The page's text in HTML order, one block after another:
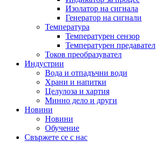
Изолатор на сигнала
Генератор на сигнали
Температура
Температурен сензор
Температурен предавател
Токов преобразувател
Индустрии
Вода и отпадъчни води
Храни и напитки
Целулоза и хартия
Минно дело и други
Новини
Новини
Обучение
Свържете се с нас